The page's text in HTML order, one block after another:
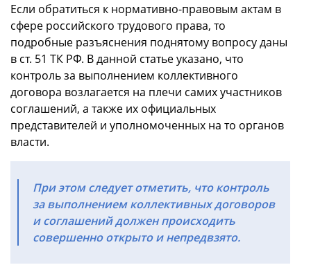
Если обратиться к нормативно-правовым актам в
сфере российского трудового права, то
подробные разъяснения поднятому вопросу даны
в ст. 51 ТК РФ. В данной статье указано, что
контроль за выполнением коллективного
договора возлагается на плечи самих участников
соглашений, а также их официальных
представителей и уполномоченных на то органов
власти.
При этом следует отметить, что контроль
за выполнением коллективных договоров
и соглашений должен происходить
совершенно открыто и непредвзято.